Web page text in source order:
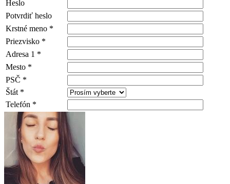
Heslo
Potvrdiť heslo
Krstné meno *
Priezvisko *
Adresa 1 *
Mesto *
PSČ *
Štát *
Telefón *